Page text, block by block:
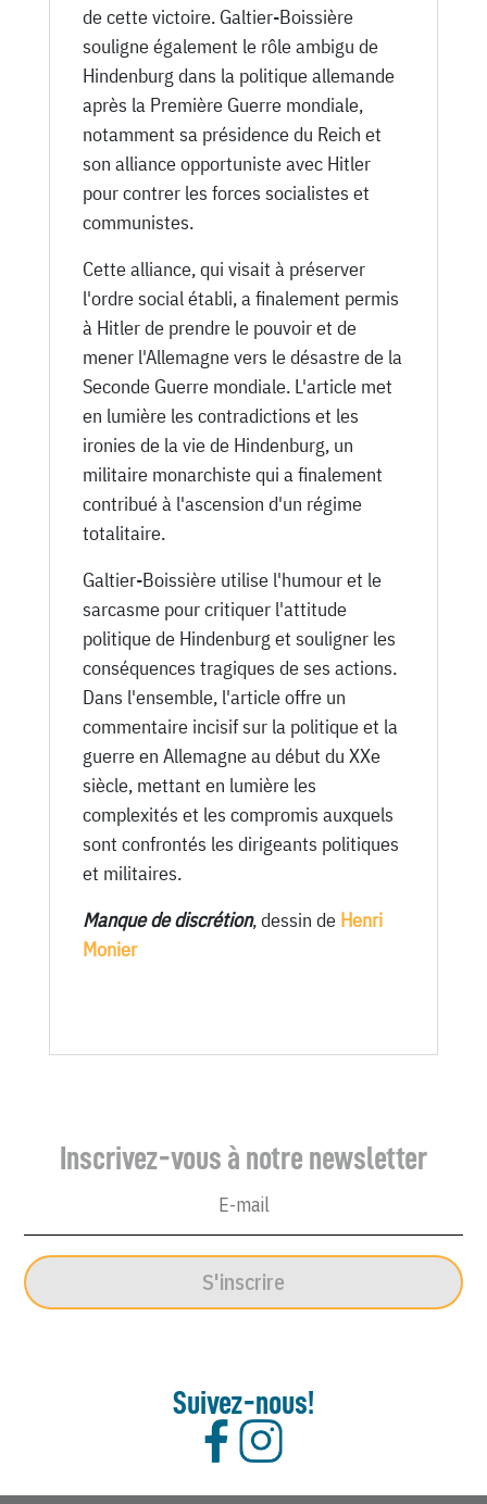
de cette victoire. Galtier-Boissière
souligne également le rôle ambigu de
Hindenburg dans la politique allemande
après la Première Guerre mondiale,
notamment sa présidence du Reich et
son alliance opportuniste avec Hitler
pour contrer les forces socialistes et
communistes.
Cette alliance, qui visait à préserver
l'ordre social établi, a finalement permis
à Hitler de prendre le pouvoir et de
mener l'Allemagne vers le désastre de la
Seconde Guerre mondiale. L'article met
en lumière les contradictions et les
ironies de la vie de Hindenburg, un
militaire monarchiste qui a finalement
contribué à l'ascension d'un régime
totalitaire.
Galtier-Boissière utilise l'humour et le
sarcasme pour critiquer l'attitude
politique de Hindenburg et souligner les
conséquences tragiques de ses actions.
Dans l'ensemble, l'article offre un
commentaire incisif sur la politique et la
guerre en Allemagne au début du XXe
siècle, mettant en lumière les
complexités et les compromis auxquels
sont confrontés les dirigeants politiques
et militaires.
Manque de discrétion, dessin de Henri
Monier
Inscrivez-vous à notre newsletter
S'inscrire
Suivez-nous!